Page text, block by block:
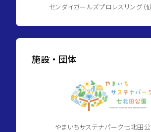
センダイガールズプロレスリング（
施設・団体
やまいちサステナパーク七北田